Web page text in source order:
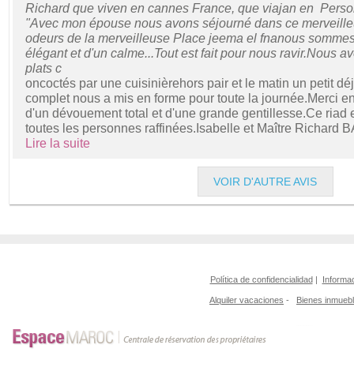
Richard que viven en cannes France, que viajan en
"Avec mon épouse nous avons séjourné dans ce
odeurs de la merveilleuse Place jeema el fnanous
élégant et d'un calme...Tout est fait pour nous ravir.Nous
plats c
oncoctés par une cuisinièrehors pair et le matin un petit
complet nous a mis en forme pour toute la journée.Merci
d'un dévouement total et d'une grande gentillesse.Ce riad
toutes les personnes raffinées.Isabelle et Maître Richard
Lire la suite
VOIR D'AUTRE AVIS
Política de confidencialidad|
Alquiler vacaciones - Bienes